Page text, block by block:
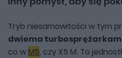
Tryb niesamowitości w tym
dwiema
co w M5, czy X5 M. To